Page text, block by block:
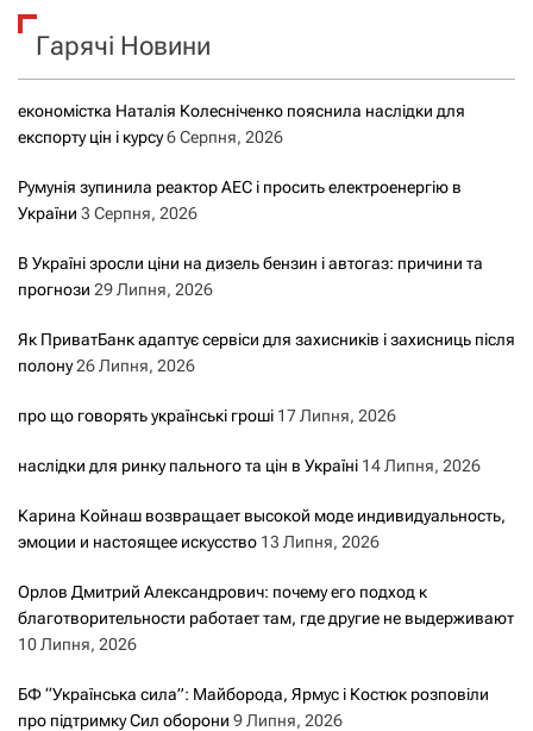
к
Гарячі Новини
економістка Наталія Колесніченко пояснила наслідки для
експорту цін і курсу6 Серпня, 2026
Румунія зупинила реактор АЕС і просить електроенергію в
України 3 Серпня, 2026
В Україні зросли ціни на дизель бензин і автогаз: причини та
прогнози 29 Липня, 2026
Як ПриватБанк адаптує сервіси для захисників і захисниць після
полону26 Липня, 2026
про що говорять українські гроші 17 Липня, 2026
наслідки для ринку пального та цін в Україні 14 Липня, 2026
Карина Койнаш возвращает высокой моде индивидуальность,
эмоции и настоящее искусство 13 Липня, 2026
Орлов Дмитрий Александрович: почему его подход к
благотворительности работает там, где другие не выдерживают
10 Липня, 2026
БФ “Українська сила”: Майборода, Ярмус і Костюк розповіли
про підтримку Сил оборони 9 Липня, 2026